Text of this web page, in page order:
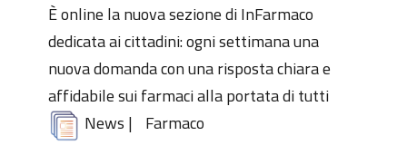
È online la nuova sezione di InFarmaco
dedicata ai cittadini: ogni settimana una
nuova domanda con una risposta chiara e
affidabile sui farmaci alla portata di tutti
News | Farmaco